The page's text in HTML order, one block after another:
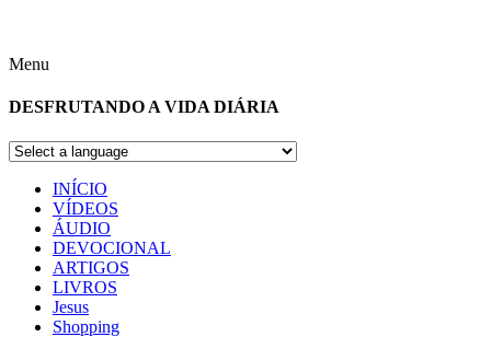
Menu
DESFRUTANDO A VIDA DIÁRIA
INÍCIO
VÍDEOS
ÁUDIO
DEVOCIONAL
ARTIGOS
LIVROS
Jesus
Shopping